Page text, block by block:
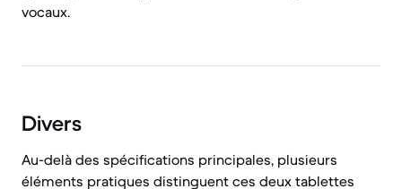
vocaux.
Divers
Au-delà des spécifications principales, plusieurs
éléments pratiques distinguent ces deux tablettes